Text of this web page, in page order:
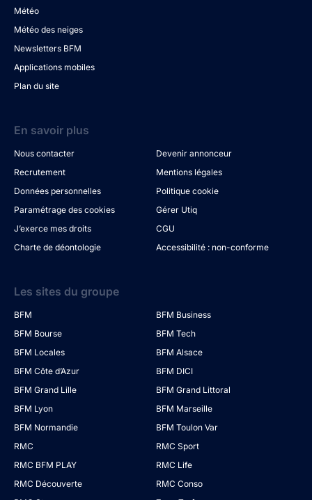
Météo
Météo des neiges
Newsletters BFM
Applications mobiles
Plan du site
En savoir plus
Nous contacter
Devenir annonceur
Recrutement
Mentions légales
Données personnelles
Politique cookie
Paramétrage des cookies
Gérer Utiq
J’exerce mes droits
CGU
Charte de déontologie
Accessibilité : non-conforme
Les sites du groupe
BFM
BFM Business
BFM Bourse
BFM Tech
BFM Locales
BFM Alsace
BFM Côte d’Azur
BFM DICI
BFM Grand Lille
BFM Grand Littoral
BFM Lyon
BFM Marseille
BFM Normandie
BFM Toulon Var
RMC
RMC Sport
RMC BFM PLAY
RMC Life
RMC Découverte
RMC Conso